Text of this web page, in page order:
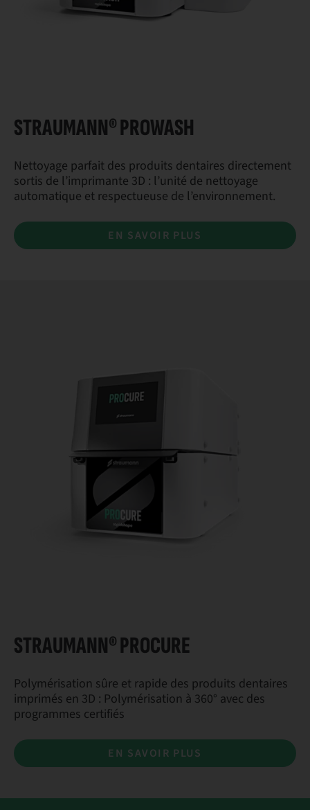
STRAUMANN® PROWASH
Nettoyage parfait des produits dentaires directement
sortis de l’imprimante 3D : l’unité de nettoyage
automatique et respectueuse de l’environnement.
EN SAVOIR PLUS
STRAUMANN® PROCURE
Polymérisation sûre et rapide des produits dentaires
imprimés en 3D : Polymérisation à 360° avec des
programmes certifiés
EN SAVOIR PLUS